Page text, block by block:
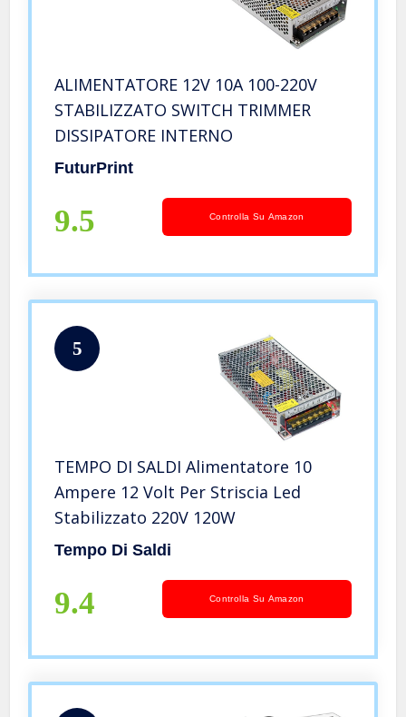
ALIMENTATORE 12V 10A 100-220V
STABILIZZATO SWITCH TRIMMER
DISSIPATORE INTERNO
FuturPrint
9.5 Controlla Su Amazon
5
TEMPO DI SALDI Alimentatore 10
Ampere 12 Volt Per Striscia Led
Stabilizzato 220V 120W
Tempo Di Saldi
9.4 Controlla Su Amazon